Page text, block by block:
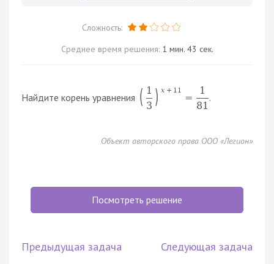
Сложность:
Среднее время решения: 1 мин. 43 сек.
Найдите корень уравнения ( 1
3 ) x + 11
=
1
81
.
Объект авторского права ООО «Легион»
Посмотреть решение
Предыдущая задача Следующая задача